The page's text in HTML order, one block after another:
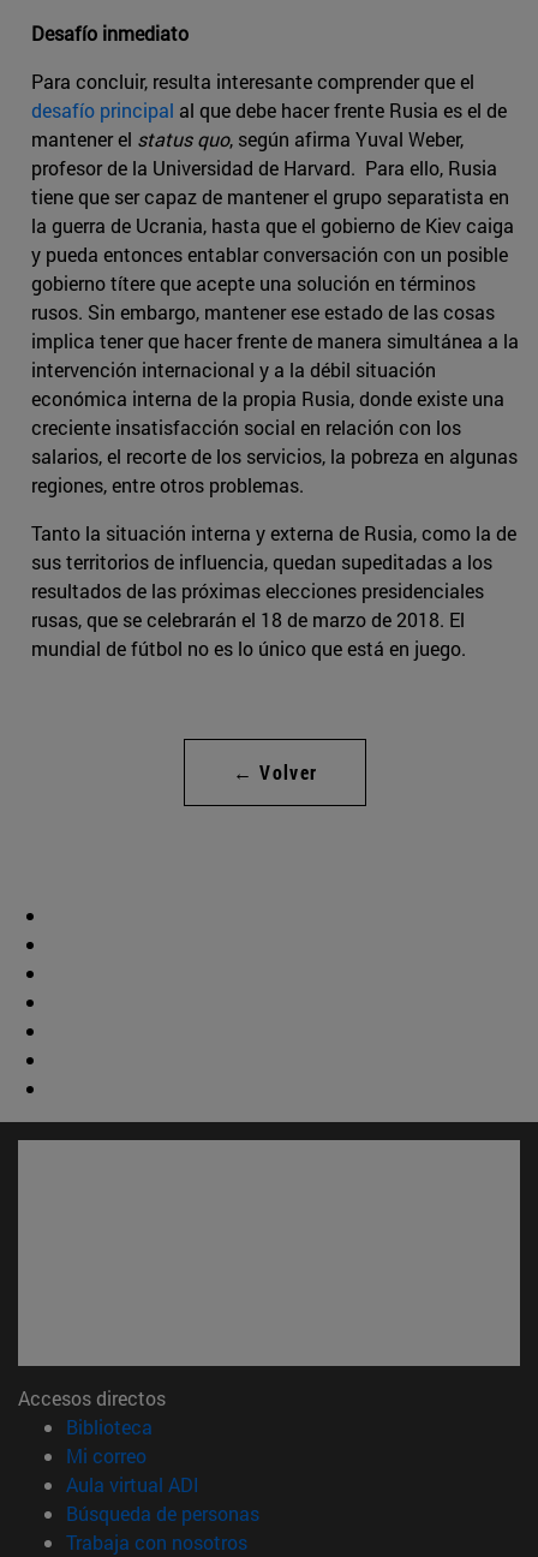
Desafío inmediato
Para concluir, resulta interesante comprender que el
desafío principal al que debe hacer frente Rusia es el de
mantener el status quo, según afirma Yuval Weber,
profesor de la Universidad de Harvard. Para ello, Rusia
tiene que ser capaz de mantener el grupo separatista en
la guerra de Ucrania, hasta que el gobierno de Kiev caiga
y pueda entonces entablar conversación con un posible
gobierno títere que acepte una solución en términos
rusos. Sin embargo, mantener ese estado de las cosas
implica tener que hacer frente de manera simultánea a la
intervención internacional y a la débil situación
económica interna de la propia Rusia, donde existe una
creciente insatisfacción social en relación con los
salarios, el recorte de los servicios, la pobreza en algunas
regiones, entre otros problemas.
Tanto la situación interna y externa de Rusia, como la de
sus territorios de influencia, quedan supeditadas a los
resultados de las próximas elecciones presidenciales
rusas, que se celebrarán el 18 de marzo de 2018. El
mundial de fútbol no es lo único que está en juego.
← Volver
Accesos directos
Biblioteca
Mi correo(abre en nueva ventana)
Aula virtual ADI
Búsqueda de personas(abre en nueva ventana)
Trabaja con nosotros(abre en nueva ventana)